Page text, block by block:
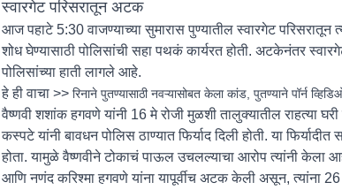
स्वारगेट परिसरातून अटक
आज पहाटे 5:30 वाजण्याच्या सुमारास पुण्यातील स्वारगेट
शोध घेण्यासाठी पोलिसांची सहा पथकं कार्यरत होती. अटकेनंतर
पोलिसांच्या हाती लागले आहे.
हे ही वाचा >> रिनाने पुतण्यासाठी नवऱ्यासोबत केला कांड, पुतण्याने पॉर्न
वैष्णवी शशांक हगवणे यांनी 16 मे रोजी मुळशी तालुक्यातील राहत्या
कस्पटे यांनी बावधन पोलिस ठाण्यात फिर्याद दिली होती. या
होता. यामुळे वैष्णवीने टोकाचं पाऊल उचलल्याचा आरोप त्यांनी केला
आणि नणंद करिश्मा हगवणे यांना यापूर्वीच अटक केली असून, त्यांना